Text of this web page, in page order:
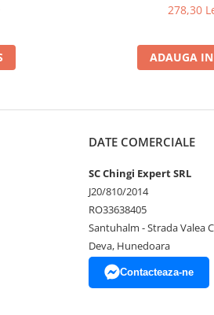
278,30
ADAUGA IN
DATE COMERCIALE
SC Chingi Expert SRL
J20/810/2014
RO33638405
Santuhalm - Strada Valea
Deva, Hunedoara
Contacteaza-ne